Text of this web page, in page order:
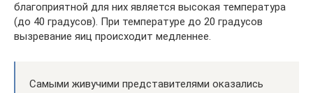
благоприятной для них является высокая температура
(до 40 градусов). При температуре до 20 градусов
вызревание яиц происходит медленнее.
Самыми живучими представителями оказались